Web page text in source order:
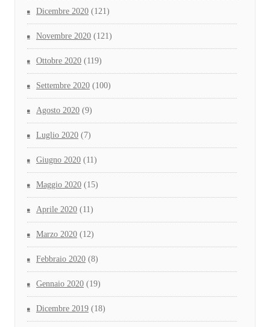
Dicembre 2020 (121)
Novembre 2020 (121)
Ottobre 2020 (119)
Settembre 2020 (100)
Agosto 2020 (9)
Luglio 2020 (7)
Giugno 2020 (11)
Maggio 2020 (15)
Aprile 2020 (11)
Marzo 2020 (12)
Febbraio 2020 (8)
Gennaio 2020 (19)
Dicembre 2019 (18)